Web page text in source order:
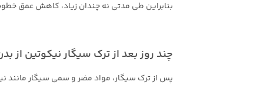
بنابراین طی مدتی نه چندان زیاد، کاهش عمق
چند روز بعد از ترک سیگار نیکوتین از
پس از ترک سیگار، مواد مضر و سمی سیگار مانند